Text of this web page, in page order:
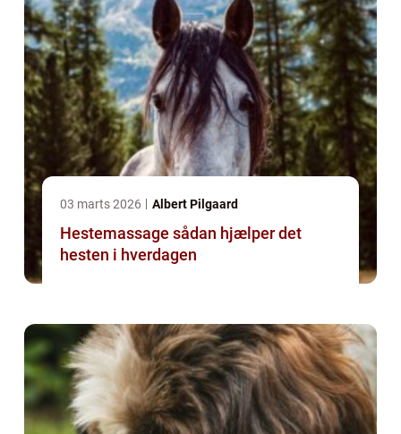
03 marts 2026 Albert Pilgaard
Hestemassage sådan hjælper det
hesten i hverdagen